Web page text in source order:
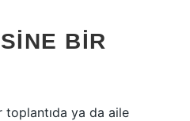
BIR
ya da aile